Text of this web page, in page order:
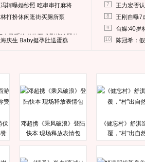
轲曝婚纱照 吃串串打麻将
打扮休闲逛街买厕所泵
民币给媒体要求删掉这照片
庆生 Baby挺孕肚送蛋糕
7 王力宏否
8 王刚自曝7
9 台媒:40岁
10 陈冠希：
伏
邓超携《乘风破浪》登陆
快本 现场释放表情包
《健忘村》舒淇
覆，“村”出自